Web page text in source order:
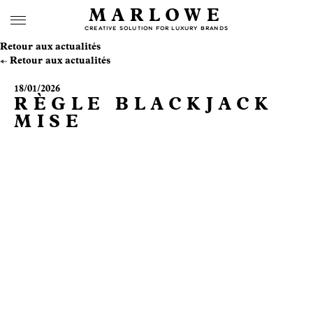
MARLOWE
CREATIVE SOLUTION FOR LUXURY BRANDS
Retour aux actualités
Retour aux actualités
18/01/2026
RÈGLE BLACKJACK
MISE